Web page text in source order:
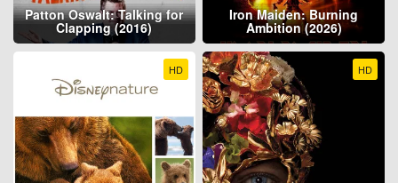
Patton Oswalt: Talking for
Clapping (2016)
Iron Maiden: Burning
Ambition (2026)
HD HD